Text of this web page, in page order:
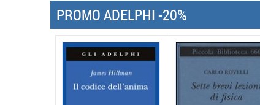
PROMO ADELPHI -20%